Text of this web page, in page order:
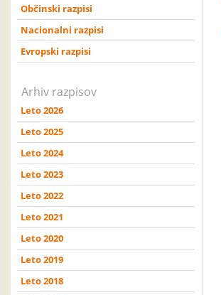
Občinski razpisi
Nacionalni razpisi
Evropski razpisi
Arhiv razpisov
Leto 2026
Leto 2025
Leto 2024
Leto 2023
Leto 2022
Leto 2021
Leto 2020
Leto 2019
Leto 2018